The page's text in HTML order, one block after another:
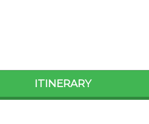
ITINERARY